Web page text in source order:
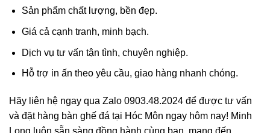
Sản phẩm chất lượng, bền đẹp.
Giá cả cạnh tranh, minh bạch.
Dịch vụ tư vấn tận tình, chuyên nghiệp.
Hỗ trợ in ấn theo yêu cầu, giao hàng nhanh chóng.
Hãy liên hệ ngay qua Zalo 0903.48.2024 để được tư vấn
và đặt hàng bàn ghế đá tại Hóc Môn ngay hôm nay! Minh
Long luôn sẵn sàng đồng hành cùng bạn, mang đến